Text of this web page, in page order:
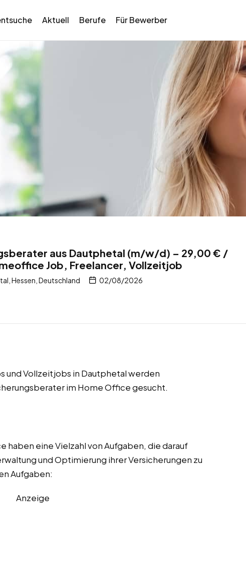
Aktuell Berufe Für Bewerber
aus Dautphetal (m/w/d) – 29,00 € /
Job, Freelancer, Vollzeitjob
Hessen, Deutschland 02/08/2026
und Vollzeitjobs in Dautphetal werden
im Home Office gesucht.
haben eine Vielzahl von Aufgaben, die darauf
und Optimierung ihrer Versicherungen zu
Aufgaben:
Anzeige